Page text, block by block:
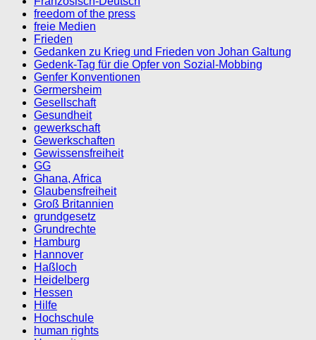
freedom of the press
freie Medien
Frieden
Gedanken zu Krieg und Frieden von Johan Galtung
Gedenk-Tag für die Opfer von Sozial-Mobbing
Genfer Konventionen
Germersheim
Gesellschaft
Gesundheit
gewerkschaft
Gewerkschaften
Gewissensfreiheit
GG
Ghana, Africa
Glaubensfreiheit
Groß Britannien
grundgesetz
Grundrechte
Hamburg
Hannover
Haßloch
Heidelberg
Hessen
Hilfe
Hochschule
human rights